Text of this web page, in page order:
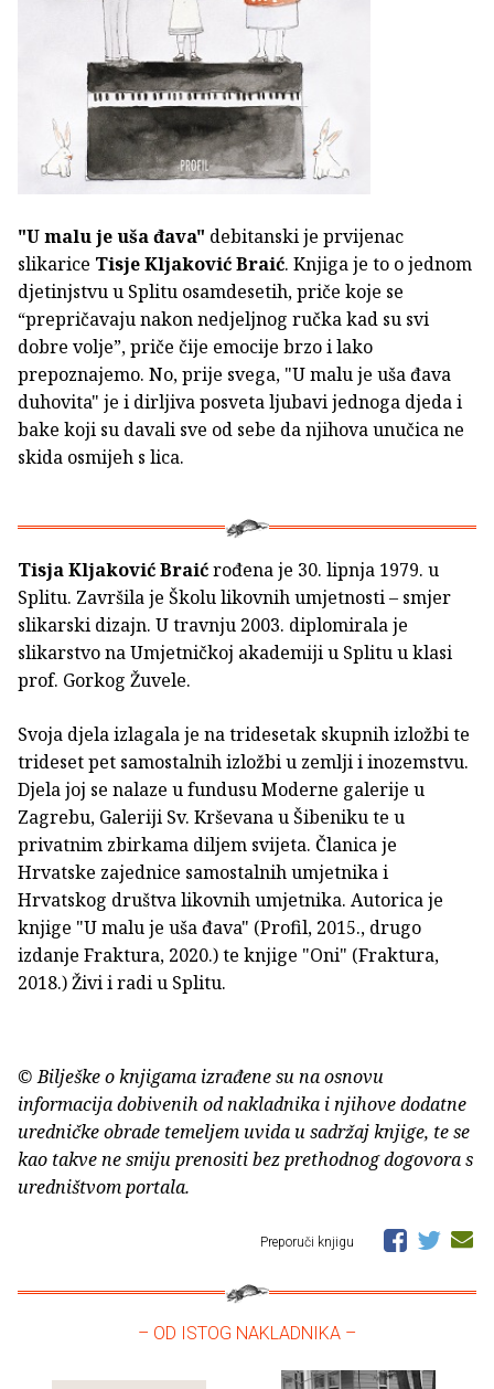
"U malu je uša đava" debitanski je prvijenac
slikarice Tisje Kljaković Braić. Knjiga je to o jednom
djetinjstvu u Splitu osamdesetih, priče koje se
“prepričavaju nakon nedjeljnog ručka kad su svi
dobre volje”, priče čije emocije brzo i lako
prepoznajemo. No, prije svega, "U malu je uša đava
duhovita" je i dirljiva posveta ljubavi jednoga djeda i
bake koji su davali sve od sebe da njihova unučica ne
skida osmijeh s lica.
Tisja Kljaković Braićrođena je 30. lipnja 1979. u
Splitu. Završila je Školu likovnih umjetnosti – smjer
slikarski dizajn. U travnju 2003. diplomirala je
slikarstvo na Umjetničkoj akademiji u Splitu u klasi
prof. Gorkog Žuvele.
Svoja djela izlagala je na tridesetak skupnih izložbi te
trideset pet samostalnih izložbi u zemlji i inozemstvu.
Djela joj se nalaze u fundusu Moderne galerije u
Zagrebu, Galeriji Sv. Krševana u Šibeniku te u
privatnim zbirkama diljem svijeta. Članica je
Hrvatske zajednice samostalnih umjetnika i
Hrvatskog društva likovnih umjetnika. Autorica je
knjige "U malu je uša đava" (Profil, 2015., drugo
izdanje Fraktura, 2020.) te knjige "Oni" (Fraktura,
2018.) Živi i radi u Splitu.
© Bilješke o knjigama izrađene su na osnovu
informacija dobivenih od nakladnika i njihove dodatne
uredničke obrade temeljem uvida u sadržaj knjige, te se
kao takve ne smiju prenositi bez prethodnog dogovora s
uredništvom portala.
Preporuči knjigu
– OD ISTOG NAKLADNIKA –